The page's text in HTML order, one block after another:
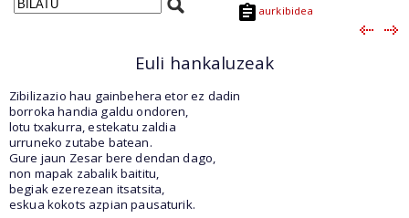
aurkibidea
Euli hankaluzeak
Zibilizazio hau gainbehera etor ez dadin
borroka handia galdu ondoren,
lotu txakurra, estekatu zaldia
urruneko zutabe batean.
Gure jaun Zesar bere dendan dago,
non mapak zabalik baititu,
begiak ezerezean itsatsita,
eskua kokots azpian pausaturik.